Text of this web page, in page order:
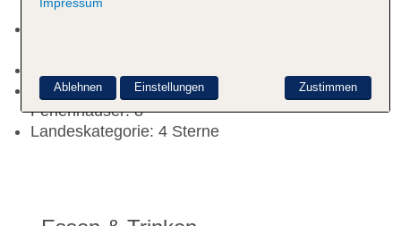
ohne Gebühr
Gebäudeanzahl: 9, Etagen: 3, Zimmer: 89,
Ferienhäuser: 8
Landeskategorie: 4 Sterne
Zustimmen
Ablehnen Einstellungen